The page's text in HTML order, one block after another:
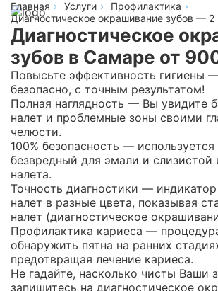
Главная Услуги
Профилактика
Диагностическое окрашивание зубов — 2
Диагностическое
зубов в Самаре от
Повысьте эффективность гигиены
безопасно, с точным результатом!
Полная наглядность — Вы увидите
налет и проблемные зоны своими
челюсти.
100% безопасность — используется
безвредный для эмали и слизистой
налета.
Точность диагностики —
налет в разные цвета, показывая
налет (диагностическое
Профилактика кариеса —
обнаружить пятна на ранних
предотвращая лечение кариеса.
Не гадайте, насколько чисты Ваши
запишитесь на диагностическое